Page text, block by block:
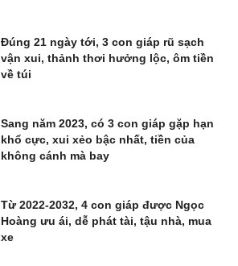
Đúng 21 ngày tới, 3 con giáp rũ sạch
vận xui, thảnh thơi hưởng lộc, ôm tiền
về túi
Sang năm 2023, có 3 con giáp gặp hạn
khổ cực, xui xẻo bậc nhất, tiền của
không cánh mà bay
Từ 2022-2032, 4 con giáp được Ngọc
Hoàng ưu ái, dễ phát tài, tậu nhà, mua
xe